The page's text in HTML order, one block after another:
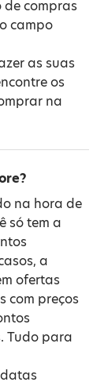
de compras
campo
as suas
os
na
na hora de
só tem a
a
ofertas
com preços
Tudo para